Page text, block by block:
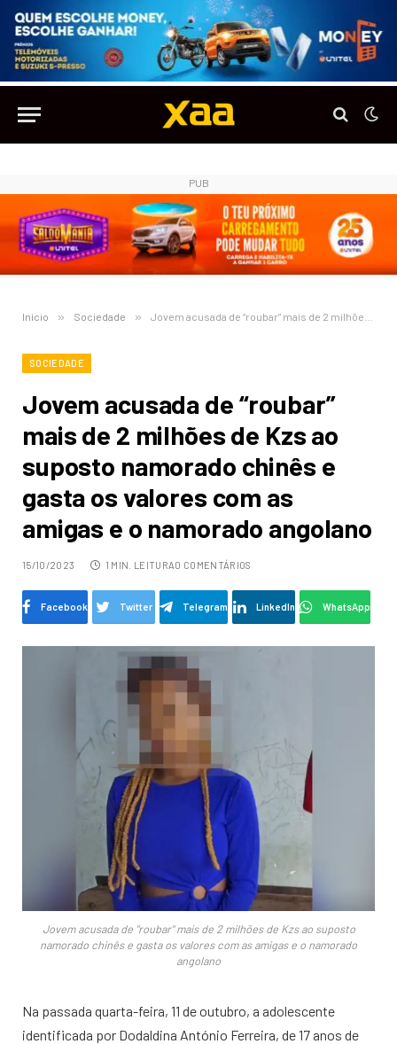
PUB
Início » Sociedade » Jovem acusada de “roubar” mais de 2 milhões de Kzs ao suposto namorado chinês e gasta os valores com as amigas e o namorado angolano
SOCIEDADE
Jovem acusada de “roubar”
mais de 2 milhões de Kzs ao
suposto namorado chinês e
gasta os valores com as
amigas e o namorado angolano
15/10/2023 1 MIN. LEITURA0 COMENTÁRIOS
Facebook Twitter Telegram LinkedIn WhatsApp
Jovem acusada de "roubar" mais de 2 milhões de Kzs ao suposto
namorado chinês e gasta os valores com as amigas e o namorado
angolano
Na passada quarta-feira, 11 de outubro, a adolescente
identificada por Dodaldina António Ferreira, de 17 anos de